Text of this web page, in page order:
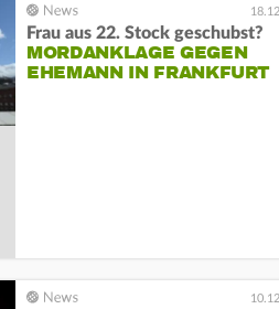
Frau aus 22. Stock geschubst?
MORDANKLAGE GEGEN
EHEMANN IN FRANKFURT